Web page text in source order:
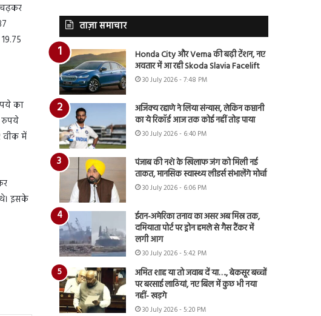
चढ़कर
का
रुपये
वीक में
इसके
ताज़ा समाचार
Honda City और Verna की बढ़ी टेंशन, नए
अवतार में आ रही Skoda Slavia Facelift
30 July 2026 - 7:48 PM
अजिंक्य रहाणे ने लिया संन्यास, लेकिन कप्तानी
का ये रिकॉर्ड आज तक कोई नहीं तोड़ पाया
30 July 2026 - 6:40 PM
पंजाब की नशे के खिलाफ जंग को मिली नई
ताकत, मानसिक स्वास्थ्य लीडर्स संभालेंगे मोर्चा
30 July 2026 - 6:06 PM
ईरान-अमेरिका तनाव का असर अब मिस्र तक,
दमियाता पोर्ट पर ड्रोन हमले से गैस टैंकर में
लगी आग
30 July 2026 - 5:42 PM
अमित शाह या तो जवाब दें या…., बेकसूर बच्चों
पर बरसाई लाठियां, नए बिल में कुछ भी नया
नहीं- खड़गे
30 July 2026 - 5:20 PM